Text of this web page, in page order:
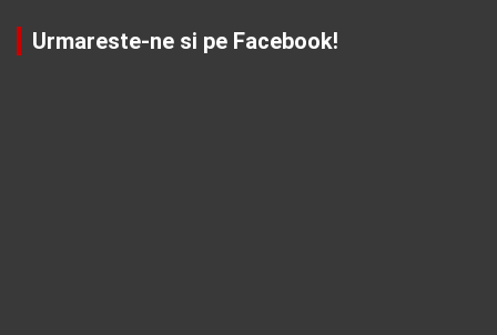
Urmareste-ne si pe Facebook!